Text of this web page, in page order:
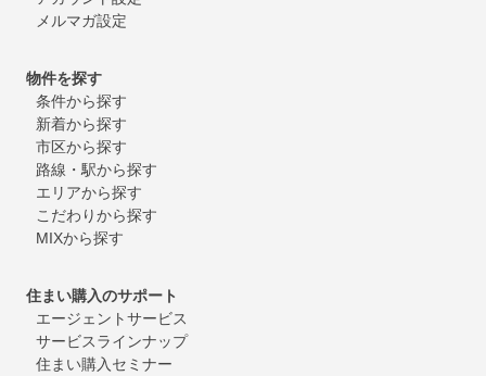
メルマガ設定
物件を探す
条件から探す
新着から探す
市区から探す
路線・駅から探す
エリアから探す
こだわりから探す
MIXから探す
住まい購入のサポート
エージェントサービス
サービスラインナップ
住まい購入セミナー